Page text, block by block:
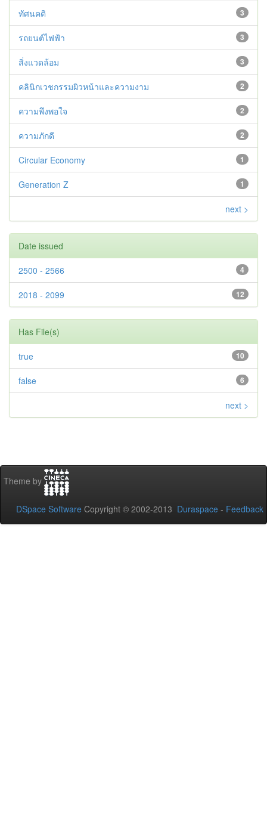
3
ทัศนคติ
3
รถยนต์ไฟฟ้า
3
สิ่งแวดล้อม
2
คลินิกเวชกรรมผิวหน้าและความงาม
2
ความพึงพอใจ
2
ความภักดี
1
Circular Economy
1
Generation Z
next >
Date issued
4
2500 - 2566
12
2018 - 2099
Has File(s)
10
true
6
false
next >
Theme by
DSpace Software Copyright © 2002-2013 Duraspace - Feedback